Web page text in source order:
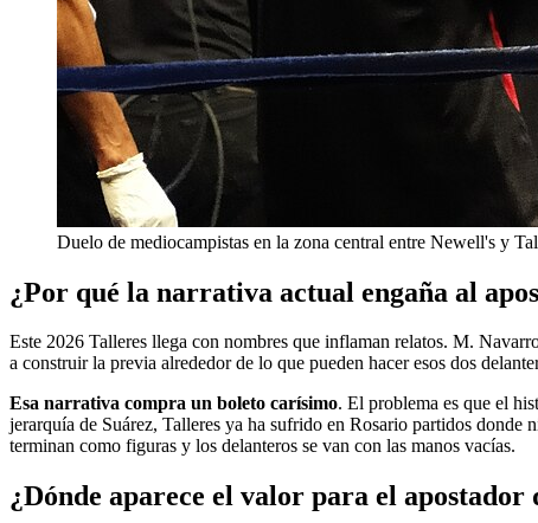
Duelo de mediocampistas en la zona central entre Newell's y
¿Por qué la narrativa actual engaña al
Este 2026 Talleres llega con nombres que inflaman relatos. M.
a construir la previa alrededor de lo que pueden hacer esos dos
Esa narrativa compra un boleto carísimo. El problema es que el
jerarquía de Suárez, Talleres ya ha sufrido en Rosario partidos donde
terminan como figuras y los delanteros se van con las manos vacías.
¿Dónde aparece el valor para el